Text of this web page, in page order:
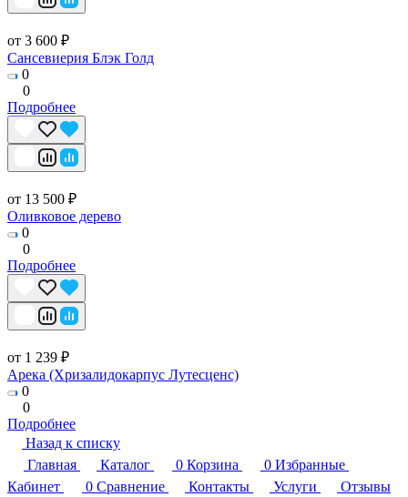
от 3 600 ₽
Сансевиерия Блэк Голд
0
0
Подробнее
от 13 500 ₽
Оливковое дерево
0
0
Подробнее
от 1 239 ₽
Арека (Хризалидокарпус Лутесценс)
0
0
Подробнее
Назад к списку
Главная
Каталог 0 Корзина 0 Избранные
Кабинет
0 Сравнение Контакты Услуги
Отзывы